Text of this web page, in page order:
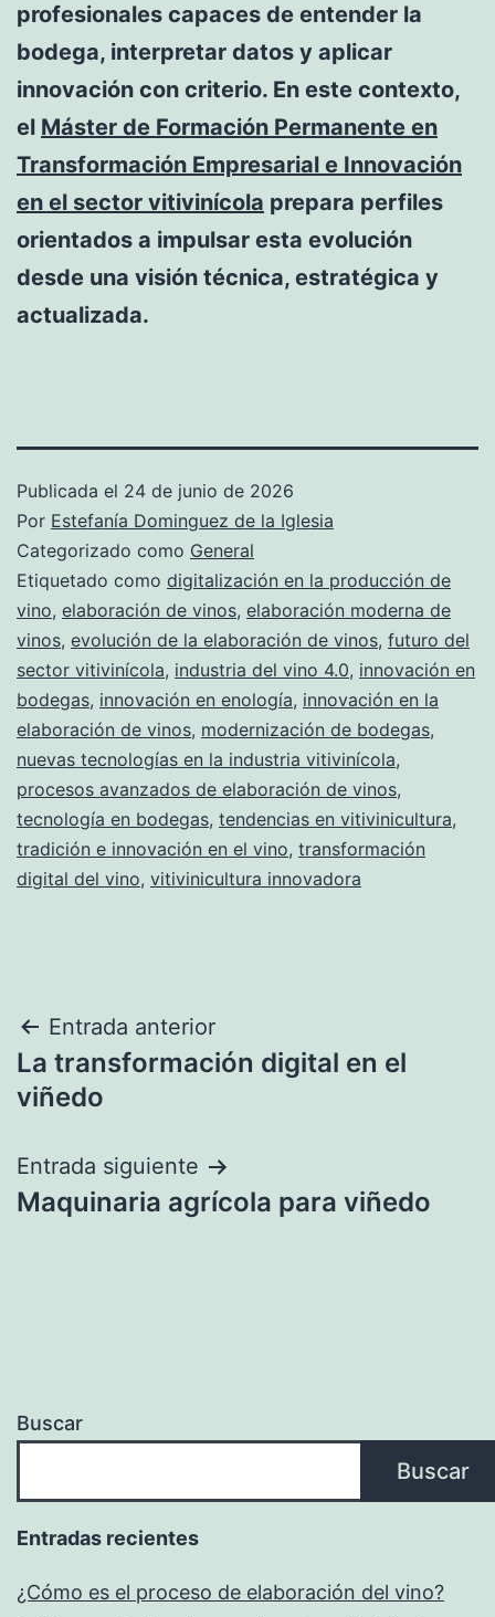
profesionales capaces de entender la
bodega, interpretar datos y aplicar
innovación con criterio. En este contexto,
el Máster de Formación Permanente en
Transformación Empresarial e Innovación
en el sector vitivinícola prepara perfiles
orientados a impulsar esta evolución
desde una visión técnica, estratégica y
actualizada.
Publicada el 24 de junio de 2026
Por Estefanía Dominguez de la Iglesia
Categorizado como General
Etiquetado como digitalización en la producción de
vino, elaboración de vinos, elaboración moderna de
vinos, evolución de la elaboración de vinos, futuro del
sector vitivinícola, industria del vino 4.0, innovación en
bodegas, innovación en enología, innovación en la
elaboración de vinos, modernización de bodegas,
nuevas tecnologías en la industria vitivinícola,
procesos avanzados de elaboración de vinos,
tecnología en bodegas, tendencias en vitivinicultura,
tradición e innovación en el vino, transformación
digital del vino, vitivinicultura innovadora
Navegación
de
Entrada anterior
La transformación digital en el
viñedo
Entrada siguiente
Maquinaria agrícola para viñedo
Buscar
Buscar
Entradas recientes
¿Cómo es el proceso de elaboración del vino?